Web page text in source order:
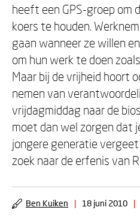
heeft een GPS-groep om
koers te houden.
gaan wanneer ze willen
om hun werk te doen
Maar bij de vrijheid hoort
nemen van
vrijdagmiddag naar de
moet dan wel zorgen dat
jongere generatie vergeet
zoek naar de erfenis van
Ben Kuiken | 18 juni 2010 |